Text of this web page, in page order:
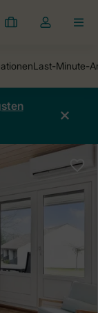
Meine
Dropdown-
öffnen